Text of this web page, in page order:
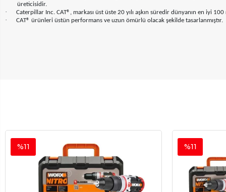
üreticisidir.
· Caterpillar Inc. CAT®, markası üst üste 20 yılı aşkın süredir dünyanın en iyi 100
· CAT® ürünleri üstün performans ve uzun ömürlü olacak şekilde tasarlanmıştır.
%11 %11